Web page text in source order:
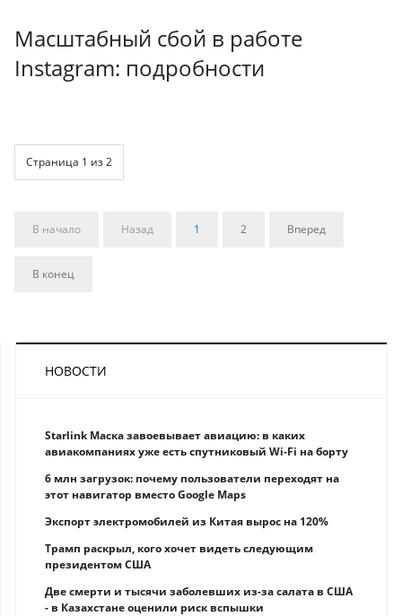
Масштабный сбой в работе
Instagram: подробности
Страница 1 из 2
В начало Назад 1 2 Вперед
В конец
НОВОСТИ
Starlink Маска завоевывает авиацию: в каких
авиакомпаниях уже есть спутниковый Wi-Fi на борту
6 млн загрузок: почему пользователи переходят на
этот навигатор вместо Google Maps
Экспорт электромобилей из Китая вырос на 120%
Трамп раскрыл, кого хочет видеть следующим
президентом США
Две смерти и тысячи заболевших из-за салата в США
- в Казахстане оценили риск вспышки